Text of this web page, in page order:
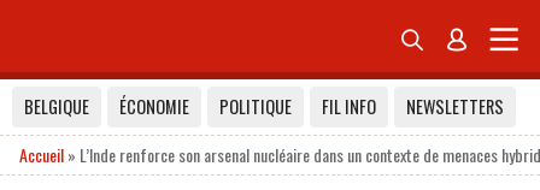
 
BELGIQUE ÉCONOMIE POLITIQUE FIL INFO
NEWSLETTERS
Accueil» L’Inde renforce son arsenal nucléaire dans un contexte de menaces